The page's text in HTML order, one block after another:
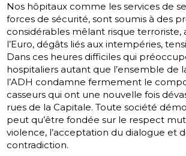
Nos hôpitaux comme les services de
forces de sécurité, sont soumis à des
considérables mêlant risque terroriste,
l’Euro, dégâts liés aux intempéries,
Dans ces heures difficiles qui
hospitaliers autant que l’ensemble de
l’ADH condamne fermement le
casseurs qui ont une nouvelle fois
rues de la Capitale. Toute société
peut qu’être fondée sur le respect
violence, l’acceptation du dialogue et
contradiction.